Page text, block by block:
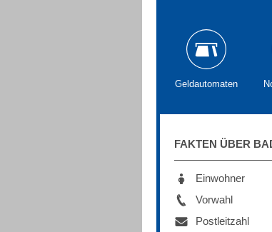
Geldautomaten
FAKTEN ÜBER
Einwohner
Vorwahl
Postleitzahl